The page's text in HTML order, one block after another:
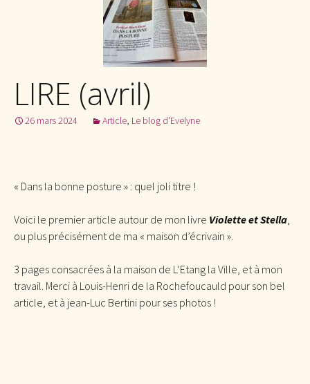
LIRE (avril)
26 mars 2024 Article, Le blog d'Evelyne
« Dans la bonne posture » : quel joli titre !
Voici le premier article autour de mon livre Violette et Stella,
ou plus précisément de ma « maison d’écrivain ».
3 pages consacrées à la maison de L’Etang la Ville, et à mon
travail. Merci à Louis-Henri de la Rochefoucauld pour son bel
article, et à jean-Luc Bertini pour ses photos !